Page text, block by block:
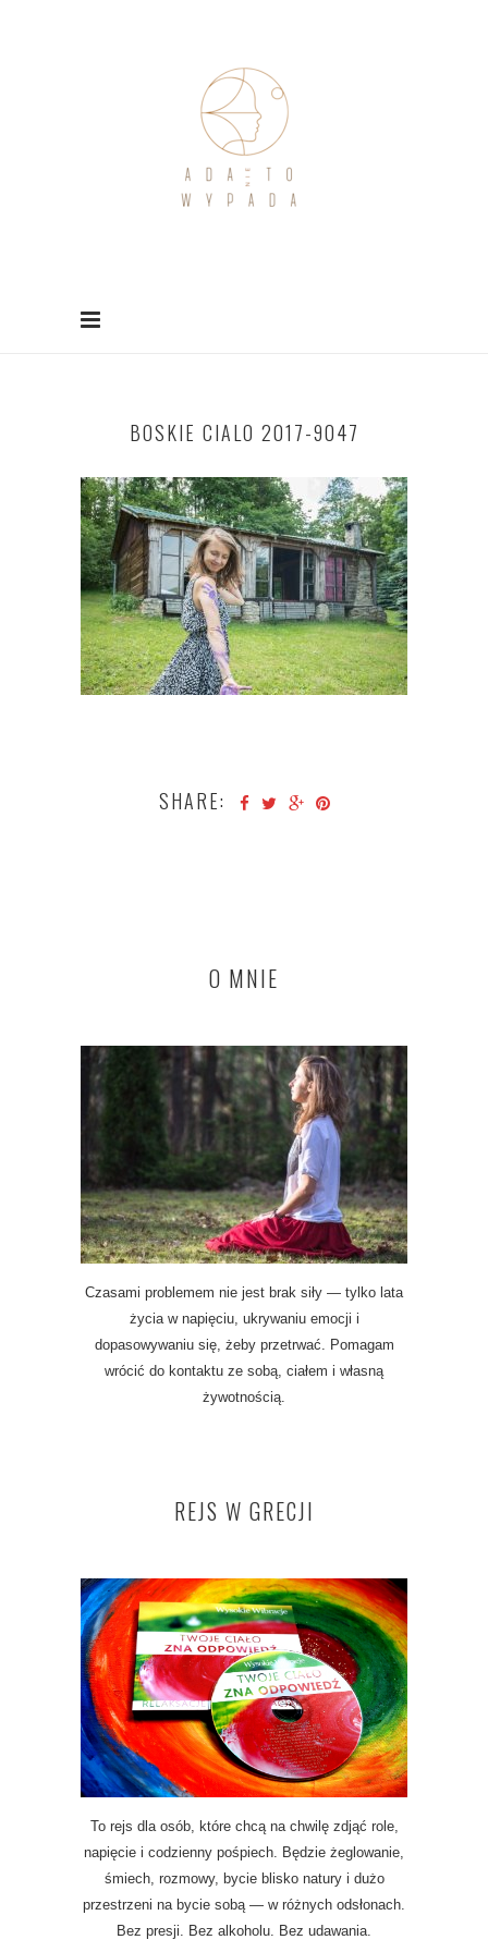
BOSKIE CIALO 2017-9047
SHARE:
O MNIE
Czasami problemem nie jest brak siły — tylko lata
życia w napięciu, ukrywaniu emocji i
dopasowywaniu się, żeby przetrwać. Pomagam
wrócić do kontaktu ze sobą, ciałem i własną
żywotnością.
REJS W GRECJI
To rejs dla osób, które chcą na chwilę zdjąć role,
napięcie i codzienny pośpiech. Będzie żeglowanie,
śmiech, rozmowy, bycie blisko natury i dużo
przestrzeni na bycie sobą — w różnych odsłonach.
Bez presji. Bez alkoholu. Bez udawania.